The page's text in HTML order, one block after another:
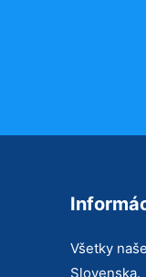
Všetky
Slovenska.